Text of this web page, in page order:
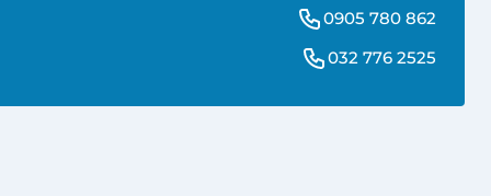
0905 780 862
032 776 2525